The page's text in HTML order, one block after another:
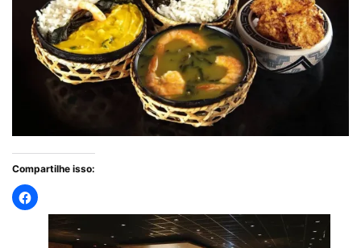
Compartilhe isso: